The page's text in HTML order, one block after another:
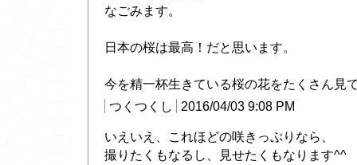
なごみます。
日本の桜は最高！だと思います。
今を精一杯生きている桜の花をたくさん見
つくつくし
2016/04/03 9:08 PM
いえいえ、これほどの咲きっぷりなら、
撮りたくもなるし、見せたくもなります^^